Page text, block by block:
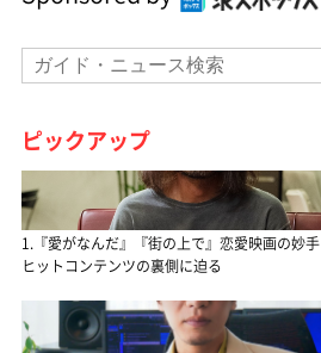
ピックアップ
1.『愛がなんだ』『街の上で』恋愛映画の妙
ヒットコンテンツの裏側に迫る